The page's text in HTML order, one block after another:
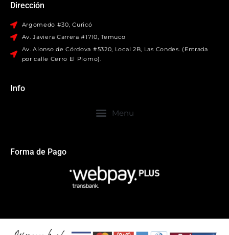
Dirección
Argomedo #30, Curicó
Av. Javiera Carrera #1710, Temuco
Av. Alonso de Córdova #5320, Local 2B, Las Condes. (Entrada
por calle Cerro El Plomo).
Info
Forma de Pago